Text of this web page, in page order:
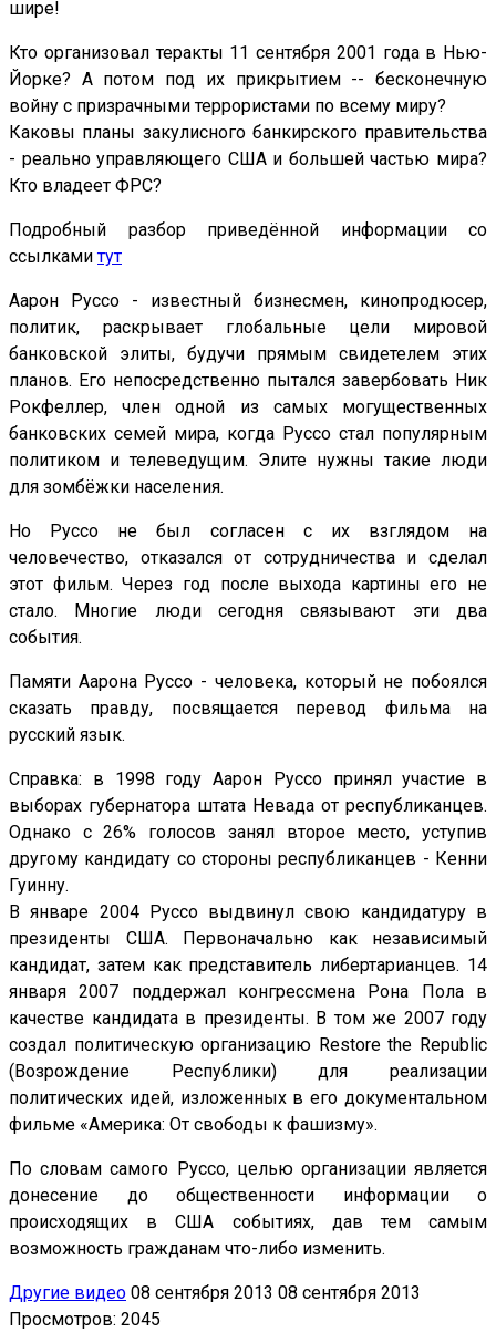
шире!
Кто организовал теракты 11 сентября 2001 года в Нью-
Йорке? А потом под их прикрытием -- бесконечную
войну с призрачными террористами по всему миру?
Каковы планы закулисного банкирского правительства
- реально управляющего США и большей частью мира?
Кто владеет ФРС?
Подробный разбор приведённой информации со
ссылкамитут
Аарон Руссо - известный бизнесмен, кинопродюсер,
политик, раскрывает глобальные цели мировой
банковской элиты, будучи прямым свидетелем этих
планов. Его непосредственно пытался завербовать Ник
Рокфеллер, член одной из самых могущественных
банковских семей мира, когда Руссо стал популярным
политиком и телеведущим. Элите нужны такие люди
для зомбёжки населения.
Но Руссо не был согласен с их взглядом на
человечество, отказался от сотрудничества и сделал
этот фильм. Через год после выхода картины его не
стало. Многие люди сегодня связывают эти два
события.
Памяти Аарона Руссо - человека, который не побоялся
сказать правду, посвящается перевод фильма на
русский язык.
Справка: в 1998 году Аарон Руссо принял участие в
выборах губернатора штата Невада от республиканцев.
Однако c 26% голосов занял второе место, уступив
другому кандидату со стороны республиканцев - Кенни
Гуинну.
В январе 2004 Руссо выдвинул свою кандидатуру в
президенты США. Первоначально как независимый
кандидат, затем как представитель либертарианцев. 14
января 2007 поддержал конгрессмена Рона Пола в
качестве кандидата в президенты. В том же 2007 году
создал политическую организацию Restore the Republic
(Возрождение Республики) для реализации
политических идей, изложенных в его документальном
фильме «Америка: От свободы к фашизму».
По словам самого Руссо, целью организации является
донесение до общественности информации о
происходящих в США событиях, дав тем самым
возможность гражданам что-либо изменить.
Другие видео 08 сентября 2013 08 сентября 2013
Просмотров: 2045